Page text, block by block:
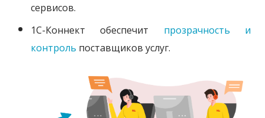
сервисов.
1С-Коннект обеспечит прозрачность и
контроль поставщиков услуг.